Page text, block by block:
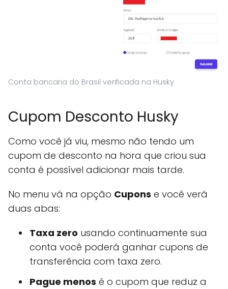
Conta bancaria do Brasil verificada na Husky
Cupom Desconto Husky
Como você já viu, mesmo não tendo um
cupom de desconto na hora que criou sua
conta é possível adicionar mais tarde.
No menu vá na opção Cupons e você verá
duas abas:
Taxa zero usando continuamente sua
conta você poderá ganhar cupons de
transferência com taxa zero.
Pague menos é o cupom que reduz a